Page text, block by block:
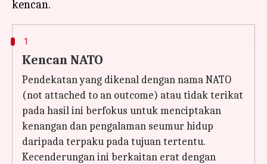
1
Kencan NATO
Pendekatan yang dikenal dengan nama NATO
(not attached to an outcome) atau tidak terikat
pada hasil ini berfokus untuk menciptakan
kenangan dan pengalaman seumur hidup
daripada terpaku pada tujuan tertentu.
Kecenderungan ini berkaitan erat dengan